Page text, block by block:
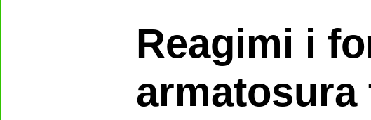
Reagimi i
armatosura